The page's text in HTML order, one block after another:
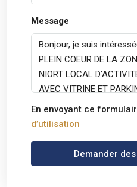
Message
En envoyant ce
d’utilisation
Demander